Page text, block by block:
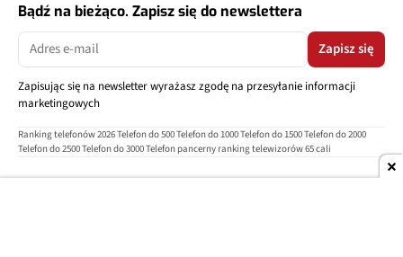
Bądź na bieżąco. Zapisz się do newslettera
Zapisz się
Zapisując się na newsletter wyrażasz zgodę na przesyłanie informacji
marketingowych
Ranking telefonów 2026Telefon do 500Telefon do 1000Telefon do 1500Telefon do 2000
Telefon do 2500Telefon do 3000Telefon pancerny ranking telewizorów 65 cali